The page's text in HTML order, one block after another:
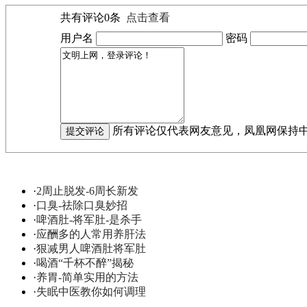
共有评论0条
点击查看
用户名
密码
所有评论仅代表网友意见，凤凰网保持中
·2周止脱发-6周长新发
·口臭-祛除口臭妙招
·啤酒肚-将军肚-是杀手
·应酬多的人常用养肝法
·狠减男人啤酒肚将军肚
·喝酒“千杯不醉”揭秘
·养胃-简单实用的方法
·失眠中医教你如何调理